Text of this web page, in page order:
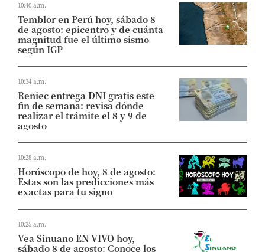
10:40 a.m.
Temblor en Perú hoy, sábado 8
de agosto: epicentro y de cuánta
magnitud fue el último sismo
según IGP
10:34 a.m.
Reniec entrega DNI gratis este
fin de semana: revisa dónde
realizar el trámite el 8 y 9 de
agosto
10:28 a.m.
Horóscopo de hoy, 8 de agosto:
Estas son las predicciones más
exactas para tu signo
10:25 a.m.
Vea Sinuano EN VIVO hoy,
sábado 8 de agosto: Conoce los